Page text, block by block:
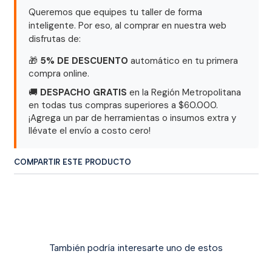
Queremos que equipes tu taller de forma
inteligente. Por eso, al comprar en nuestra web
disfrutas de:
🎁 5% DE DESCUENTO automático en tu primera
compra online.
🚚 DESPACHO GRATIS en la Región Metropolitana
en todas tus compras superiores a $60.000.
¡Agrega un par de herramientas o insumos extra y
llévate el envío a costo cero!
COMPARTIR ESTE PRODUCTO
También podría interesarte uno de estos